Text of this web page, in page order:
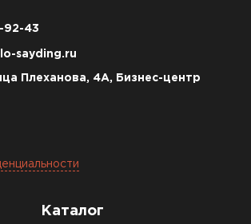
92-43
sayding.ru
Плеханова, 4А, Бизнес-центр
Каталог